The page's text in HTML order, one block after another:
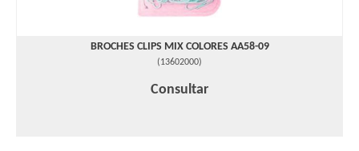
BROCHES CLIPS MIX COLORES AA58-09
(13602000)
Consultar